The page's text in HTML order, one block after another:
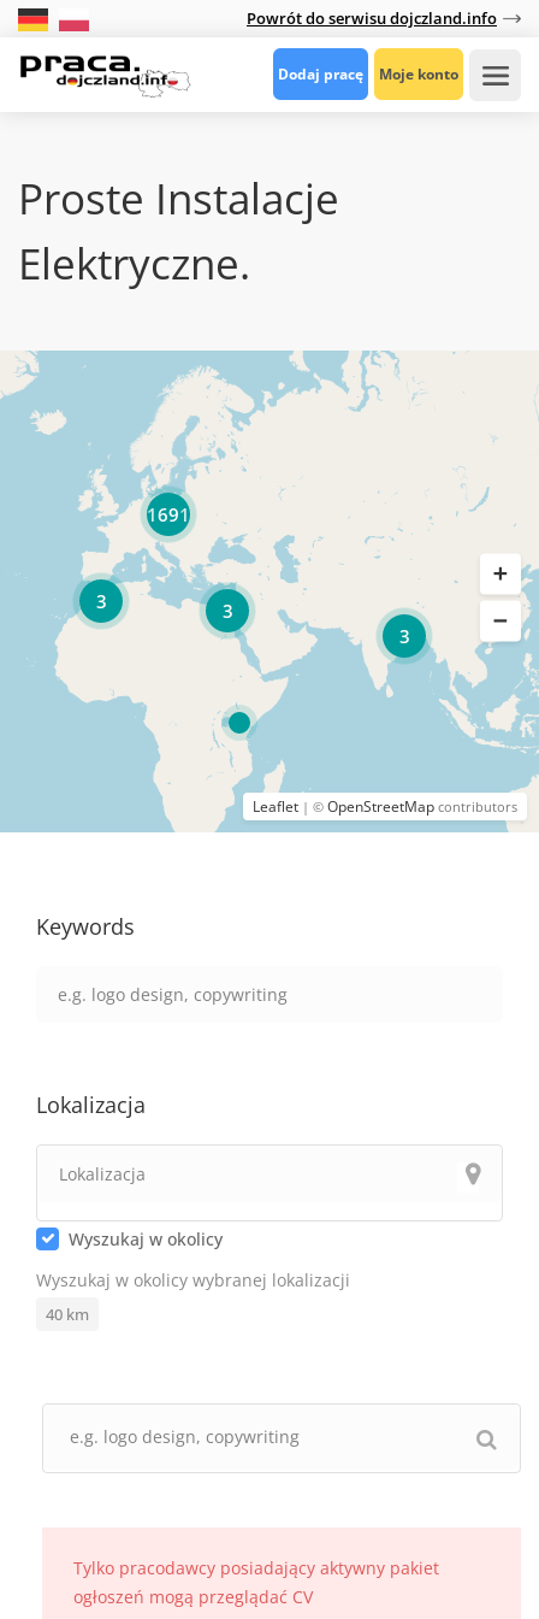
Powrót do serwisu dojczland.info
Dodaj pracę Moje konto
Proste Instalacje
Elektryczne.
3
3
3
1691
Leaflet | © OpenStreetMap contributors
Keywords
Lokalizacja
Wyszukaj w okolicy
Wyszukaj w okolicy wybranej lokalizacji
40 km
Tylko pracodawcy posiadający aktywny pakiet
ogłoszeń mogą przeglądać CV